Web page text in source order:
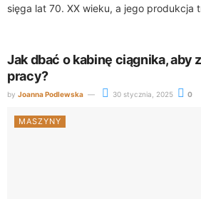
sięga lat 70. XX wieku, a jego produkcja
Jak dbać o kabinę ciągnika,
pracy?
by Joanna Podlewska 30 stycznia, 2025 0
MASZYNY